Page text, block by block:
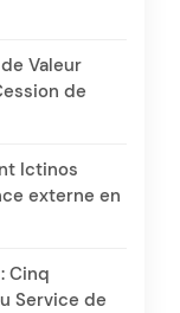
Valeur
de
Ictinos
externe en
Cinq
Service de